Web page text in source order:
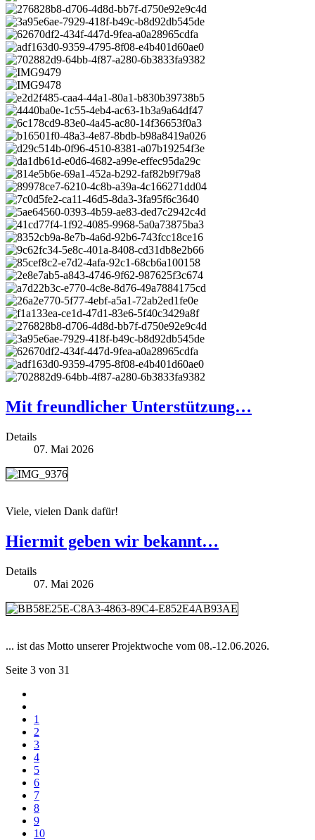
Mit freundlicher Unterstützung…
Details
07. Mai 2026
Viele, vielen Dank dafür!
Hiermit geben wir bekannt…
Details
07. Mai 2026
... ist das Motto unserer Projektwoche vom 08.-12.06.2026.
Seite 3 von 31
1
2
3
4
5
6
7
8
9
10